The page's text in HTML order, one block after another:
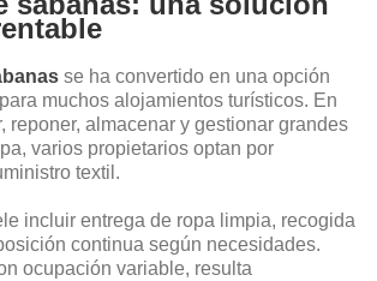
se ha convertido en una opción
muchos alojamientos turísticos. En
reponer, almacenar y gestionar grandes
varios propietarios optan por
textil.
incluir entrega de ropa limpia, recogida
continua según necesidades.
ocupación variable, resulta